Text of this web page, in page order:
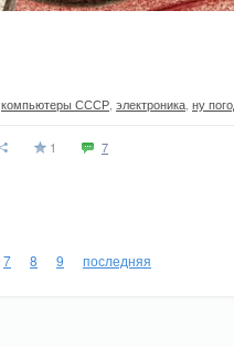
компьютеры СССР электроника ну
1 7
7 8 9 последняя